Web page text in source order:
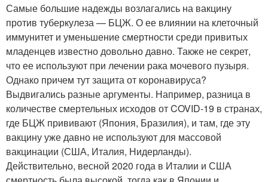
Самые большие надежды возлагались на вакцину
против туберкулеза — БЦЖ. О ее влиянии на клеточный
иммунитет и уменьшение смертности среди привитых
младенцев известно довольно давно. Также не секрет,
что ее используют при лечении рака мочевого пузыря.
Однако причем тут защита от коронавируса?
Выдвигались разные аргументы. Например, разница в
количестве смертельных исходов от COVID-19 в странах,
где БЦЖ прививают (Япония, Бразилия), и там, где эту
вакцину уже давно не используют для массовой
вакцинации (США, Италия, Нидерланды).
Действительно, весной 2020 года в Италии и США